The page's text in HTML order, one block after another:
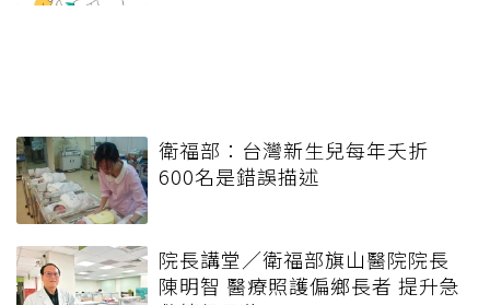
衛福部：台灣新生兒每年夭折
600名是錯誤描述
院長講堂／衛福部旗山醫院院長
陳明智 醫療照護偏鄉長者 提升急